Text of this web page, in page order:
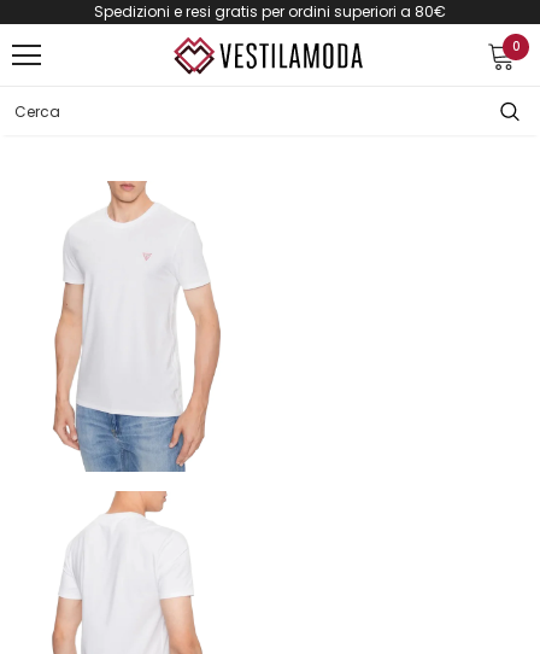
Spedizioni e resi gratis per ordini superiori a 80€
0